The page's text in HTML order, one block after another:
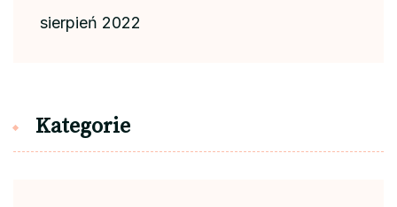
sierpień 2022
Kategorie